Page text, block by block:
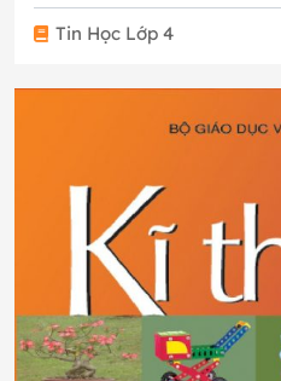
Tin Học Lớp 4